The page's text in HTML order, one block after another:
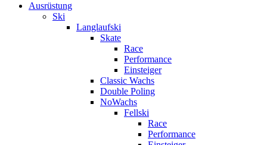
Ausrüstung
Ski
Langlaufski
Skate
Race
Performance
Einsteiger
Classic Wachs
Double Poling
NoWachs
Fellski
Race
Performance